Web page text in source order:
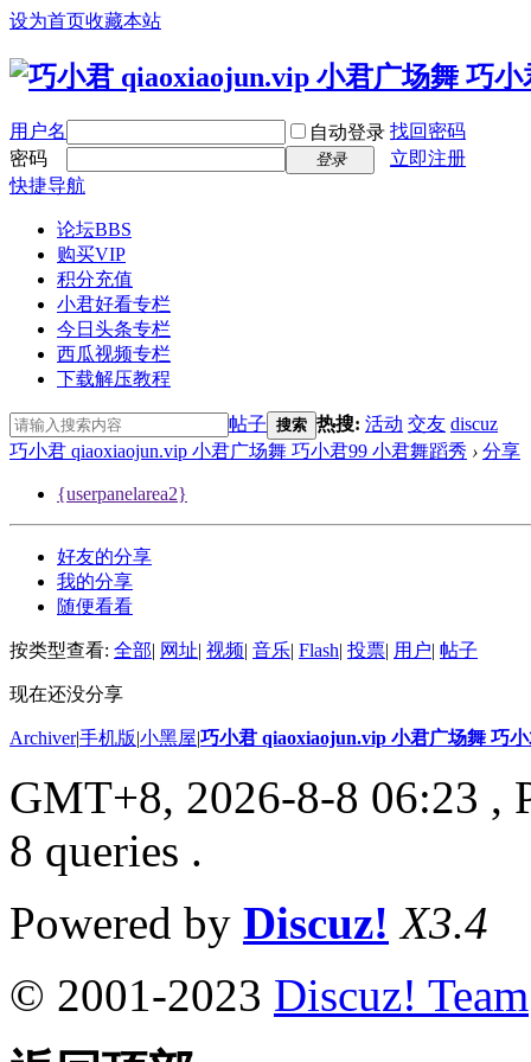
设为首页收藏本站
用户名 自动登录 找回密码
密码
登录
立即注册
快捷导航
论坛BBS
购买VIP
积分充值
小君好看专栏
今日头条专栏
西瓜视频专栏
下载解压教程
帖子 搜索 热搜: 活动 交友 discuz
巧小君 qiaoxiaojun.vip 小君广场舞 巧小君99 小君舞蹈秀 › 分享
{userpanelarea2}
好友的分享
我的分享
随便看看
按类型查看: 全部| 网址| 视频| 音乐| Flash| 投票| 用户| 帖子
现在还没分享
Archiver|手机版|小黑屋|巧小君 qiaoxiaojun.vip 小君广场舞 巧
GMT+8, 2026-8-8 06:23 ,
8 queries .
Powered by Discuz! X3.4
© 2001-2023 Discuz! Team